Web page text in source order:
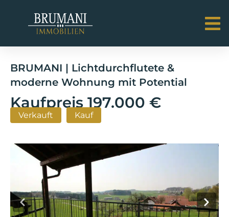
BRUMANI | Lichtdurchflutete &
moderne Wohnung mit Potential
Kaufpreis197.000 €
Verkauft Kauf